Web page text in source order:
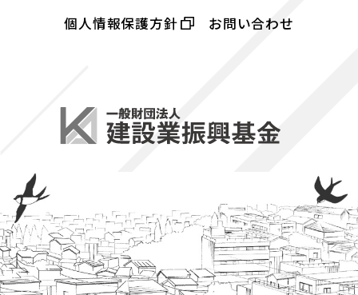
個人情報保護方針 お問い合わせ